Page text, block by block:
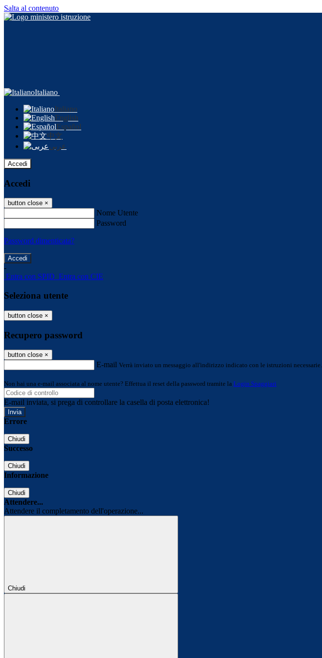
Salta al contenuto
Italiano
Italiano
English
Español
中文
عربى
Accedi
Accedi
button close ×
Nome Utente
Password
Password dimenticata?
-
Entra con SPID Entra con CIE
Seleziona utente
button close ×
Recupero password
button close ×
E-mail Verrà inviato un messaggio all'indirizzo indicato con le istruzioni necessarie.
Non hai una e-mail associata al nome utente? Effettua il reset della password tramite la Login Spaggiari
E-mail inviata, si prega di controllare la casella di posta elettronica!
Errore
Chiudi
Successo
Chiudi
Informazione
Chiudi
Attendere...
Attendere il completamento dell'operazione...
Chiudi